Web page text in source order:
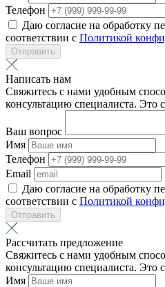
Телефон
Даю согласие на обработку
соответствии с Политикой
Отправить
Написать нам
Свяжитесь с нами удобным
консультацию специалиста. Это
Ваш вопрос
Имя
Телефон
Email
Даю согласие на обработку
соответствии с Политикой
Отправить
Рассчитать предложение
Свяжитесь с нами удобным
консультацию специалиста. Это
Имя